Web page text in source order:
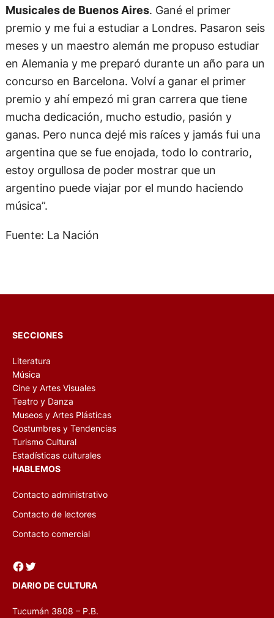
Musicales de Buenos Aires. Gané el primer
premio y me fui a estudiar a Londres. Pasaron seis
meses y un maestro alemán me propuso estudiar
en Alemania y me preparó durante un año para un
concurso en Barcelona. Volví a ganar el primer
premio y ahí empezó mi gran carrera que tiene
mucha dedicación, mucho estudio, pasión y
ganas. Pero nunca dejé mis raíces y jamás fui una
argentina que se fue enojada, todo lo contrario,
estoy orgullosa de poder mostrar que un
argentino puede viajar por el mundo haciendo
música”.
Fuente: La Nación
SECCIONES
Literatura
Música
Cine y Artes Visuales
Teatro y Danza
Museos y Artes Plásticas
Costumbres y Tendencias
Turismo Cultural
Estadísticas culturales
HABLEMOS
Contacto administrativo
Contacto de lectores
Contacto comercial
Facebook Twitter
DIARIO DE CULTURA
Tucumán 3808 – P.B.